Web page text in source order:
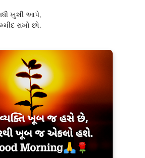
ખુશી આપે,
રાખો છો.